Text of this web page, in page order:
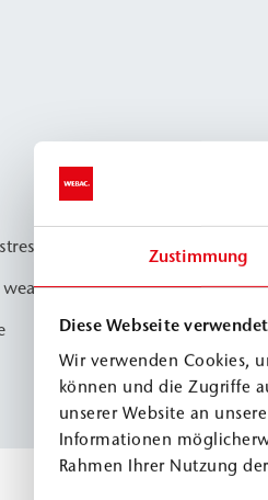
Zustimmung
Diese Webseite
Wir verwenden Cookies,
können und die Zugriffe
unserer Website an
Informationen
Rahmen Ihrer Nutzung
resistance)